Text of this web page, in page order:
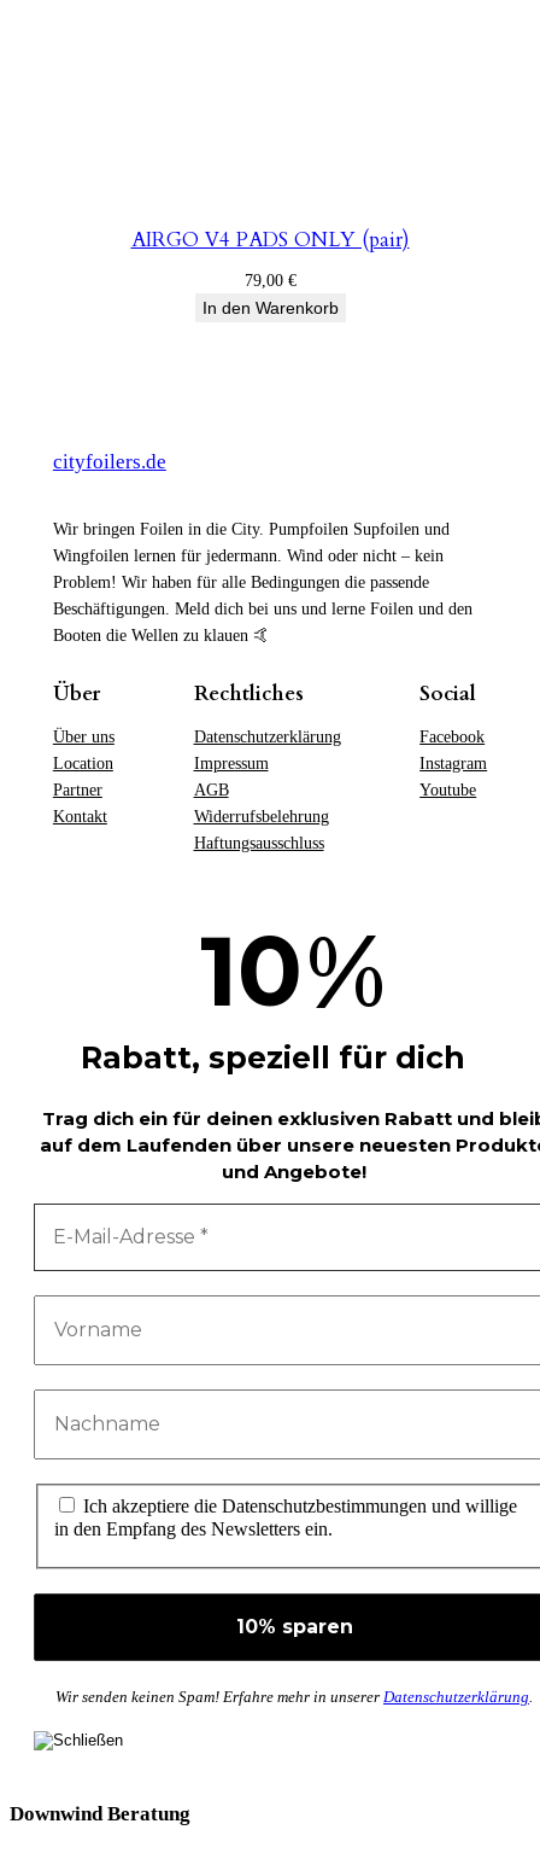
AIRGO V4 PADS ONLY (pair)
79,00 €
In den Warenkorb
cityfoilers.de
Wir bringen Foilen in die City. Pumpfoilen Supfoilen und
Wingfoilen lernen für jedermann. Wind oder nicht – kein
Problem! Wir haben für alle Bedingungen die passende
Beschäftigungen. Meld dich bei uns und lerne Foilen und den
Booten die Wellen zu klauen 🤙
Über
Über uns
Location
Partner
Kontakt
Rechtliches
Datenschutzerklärung
Impressum
AGB
Widerrufsbelehrung
Haftungsausschluss
Social
Facebook
Instagram
Youtube
10%
Rabatt, speziell für dich
Trag dich ein für deinen exklusiven Rabatt und
auf dem Laufenden über unsere neuesten
und Angebote!
Ich akzeptiere die Datenschutzbestimmungen und willige
in den Empfang des Newsletters ein.
Wir senden keinen Spam! Erfahre mehr in unserer Datenschutzerklärung
Downwind Beratung